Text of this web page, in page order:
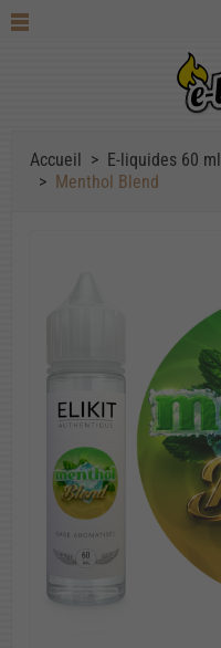
Accueil E-liquides 60 ml
Menthol Blend